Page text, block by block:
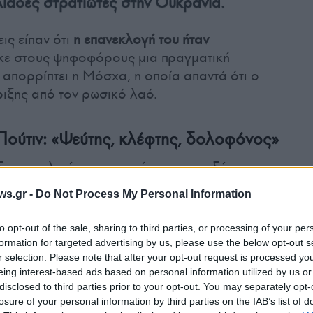
- Do Not Process My Personal Information
opt-out of the sale, sharing to third parties, or processing of your
for targeted advertising by us, please use the below opt-out
selection. Please note that after your opt-out request is processed
interest-based ads based on personal information utilized by us
to third parties prior to your opt-out. You may separately
of your personal information by third parties on the IAB’s list of
είπαν ότι η επανεκλογή του ήταν
στους ψηφοφόρους μια πραγματική
η Μόσχα, η οποία απαντά ότι ο
από τον ρωσικό λαό.
«Ψεύτης, κλέφτης, δολοφόνος»
της τελετής ορκωμοσίας, η αυτοεξόριστη
Ναβάλναγια εξαπέλυσε
επίθεση κατά του
στα μέσα κοινωνικής δικτύωσης.
έναν ψεύτη, έναν κλέφτη, έναν δολοφόνο,
τέλος», δηλώνει μεταξύ άλλων.